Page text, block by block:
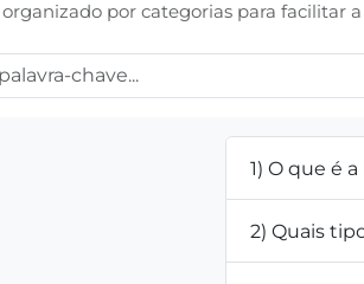
por categorias para facilitar
1) O que é
2) Quais